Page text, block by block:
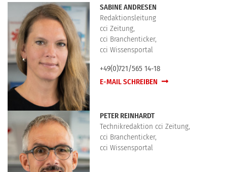
SABINE ANDRESEN
Redaktionsleitung
cci Zeitung,
cci Branchenticker,
cci Wissensportal
+49(0)721/565 14-18
E-MAIL SCHREIBEN
PETER REINHARDT
Technikredaktion cci Zeitung,
cci Branchenticker,
cci Wissensportal